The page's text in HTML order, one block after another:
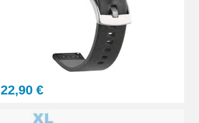
À configurer
Ajouter au panier
22,90 €